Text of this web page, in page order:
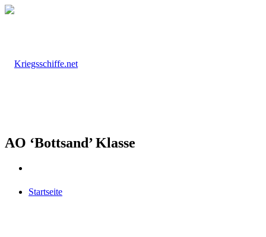
Startseite
AO ‘Bottsand’ Klasse